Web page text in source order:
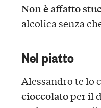
Non è affatto
alcolica senza
Nel piatto
Alessandro te lo
cioccolatoper il